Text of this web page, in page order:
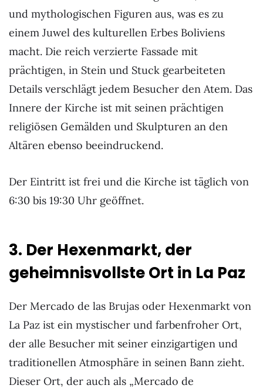
und mythologischen Figuren aus, was es zu
einem Juwel des kulturellen Erbes Boliviens
macht. Die reich verzierte Fassade mit
prächtigen, in Stein und Stuck gearbeiteten
Details verschlägt jedem Besucher den Atem. Das
Innere der Kirche ist mit seinen prächtigen
religiösen Gemälden und Skulpturen an den
Altären ebenso beeindruckend.
Der Eintritt ist frei und die Kirche ist täglich von
6:30 bis 19:30 Uhr geöffnet.
3. Der Hexenmarkt, der
geheimnisvollste Ort in La Paz
Der Mercado de las Brujas oder Hexenmarkt von
La Paz ist ein mystischer und farbenfroher Ort,
der alle Besucher mit seiner einzigartigen und
traditionellen Atmosphäre in seinen Bann zieht.
Dieser Ort, der auch als „Mercado de